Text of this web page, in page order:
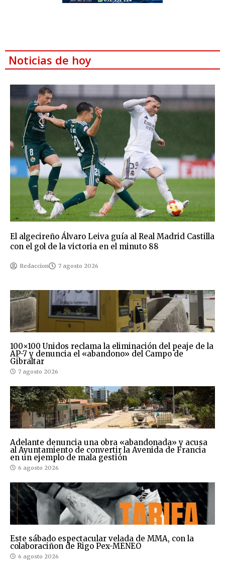
Noticias de hoy
El algecireño Álvaro Leiva guía al Real Madrid Castilla
con el gol de la victoria en el minuto 88
Redaccion 7 agosto 2026
100×100 Unidos reclama la eliminación del peaje de la
AP-7 y denuncia el «abandono» del Campo de
Gibraltar
7 agosto 2026
Adelante denuncia una obra «abandonada» y acusa
al Ayuntamiento de convertir la Avenida de Francia
en un ejemplo de mala gestión
6 agosto 2026
Este sábado espectacular velada de MMA, con la
colaboraciñon de Rigo Pex-MENEO
6 agosto 2026